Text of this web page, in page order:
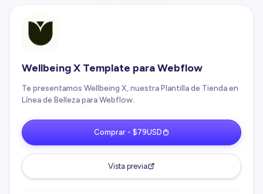
Wellbeing X Template para Webflow
Te presentamos Wellbeing X, nuestra Plantilla de Tienda en
Línea de Belleza para Webflow.
Comprar - $79USD
Vista previa